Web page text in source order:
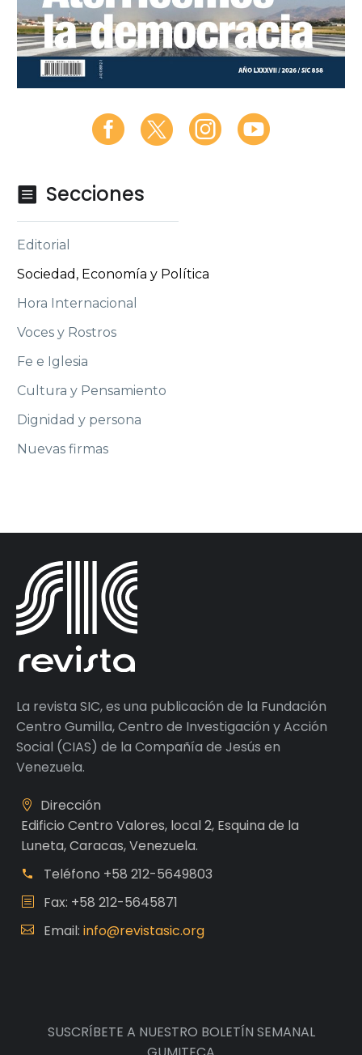
 Secciones
Editorial
Sociedad, Economía y Política
Hora Internacional
Voces y Rostros
Fe e Iglesia
Cultura y Pensamiento
Dignidad y persona
Nuevas firmas
La revista SIC, es una publicación de la Fundación
Centro Gumilla, Centro de Investigación y Acción
Social (CIAS) de la Compañía de Jesús en
Venezuela.
Dirección
Edificio Centro Valores, local 2, Esquina de la
Luneta, Caracas, Venezuela.
Teléfono +58 212-5649803
Fax: +58 212-5645871
Email: info@revistasic.org
SUSCRÍBETE A NUESTRO BOLETÍN SEMANAL